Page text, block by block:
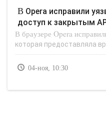
В Opera исправили уязвимость, дающую
доступ к закрытым
В браузере Opera
которая предоставляла
04-ноя, 10:30